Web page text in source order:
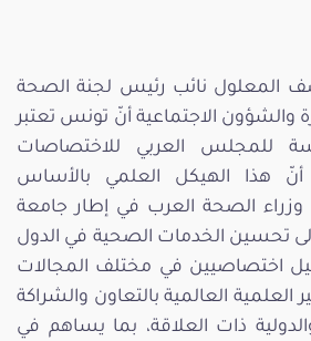
المعلول نائب رئيس لجنة الصحة
والشؤون الاجتماعية أنّ تونس تعتبر
للمجلس العربي للاختصاصات
أنّ هذا الهيكل العلمي بالأساس
الصحة العرب في إطار جامعة
تحسين الخدمات الصحية في الدول
اختصاصيين في مختلف المجالات
العالمية بالتعاون والشراكة
ذات العلاقة، بما يساهم في